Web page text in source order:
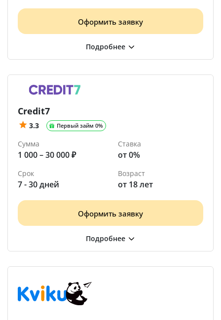
Оформить заявку
Credit7
3.3 Первый займ 0%
Сумма
1 000 – 30 000 ₽
Ставка
от 0%
Срок
7 - 30 дней
Возраст
от 18 лет
Оформить заявку